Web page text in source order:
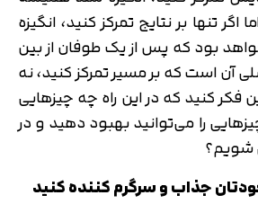
تنها بر نتایج تمرکز کنید، انگیزه
بود که پس از یک طوفان از بین
آن است که بر مسیر تمرکز کنید، نه
فکر کنید که در این راه چه چیزهایی
را می‌­توانید بهبود دهید و در
شویم؟
جذاب و سرگرم­ کننده کنید